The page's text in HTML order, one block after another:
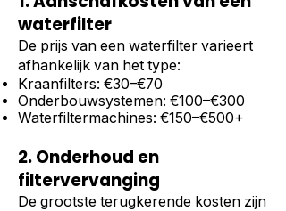
waterfilter
De prijs van een waterfilter varieert
afhankelijk van het type:
Kraanfilters: €30–€70
Onderbouwsystemen: €100–€300
Waterfiltermachines: €150–€500+
2. Onderhoud en
filtervervanging
De grootste terugkerende kosten zijn